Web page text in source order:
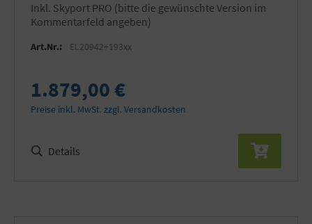
inkl. Skyport PRO (bitte die gewünschte Version im
Kommentarfeld angeben)
Art.Nr.: EL20942+193xx
1.879,00 €
Preise inkl. MwSt. zzgl. Versandkosten
Details